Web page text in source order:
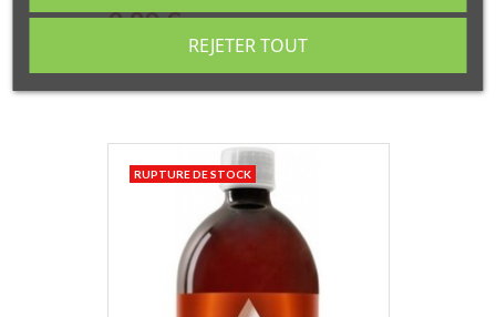
Prix
3,80 €
RUPTURE DE STOCK
REJETER TOUT